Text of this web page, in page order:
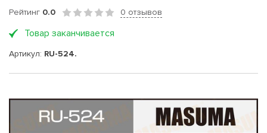
Рейтинг 0.0 0 отзывов
Товар заканчивается
Артикул: RU-524.